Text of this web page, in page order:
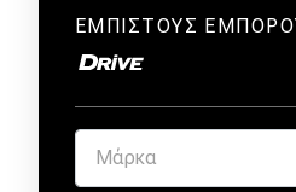
ΕΜΠΙΣΤΟΥΣ